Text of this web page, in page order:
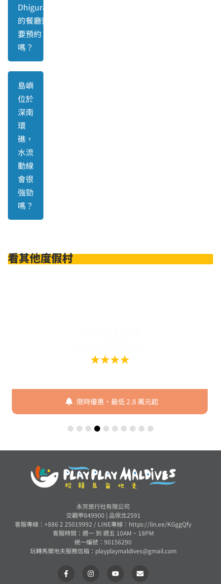
Dhigurah
的餐廳需
要預約
嗎？
島嶼
位於
深南
環
礁，
水流
動線
會很
強勁
嗎？
看其他度假村
★★★★
限時優惠，最低 3 萬元起
永芳旅行社有限公司
交觀甲849900 | 品保北2591
客服專線：+886 2 25019992 / LINE專線：https://lin.ee/KGggQfy
客服時間：週一 到 週五 10AM ~ 18PM
統一編號：90156290
玩轉馬爾地夫服務信箱： playplaymaldives@gmail.com